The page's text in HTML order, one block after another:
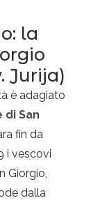
la
Jurija)
è adagiato
San
fin da
i vescovi
Giorgio,
dalla